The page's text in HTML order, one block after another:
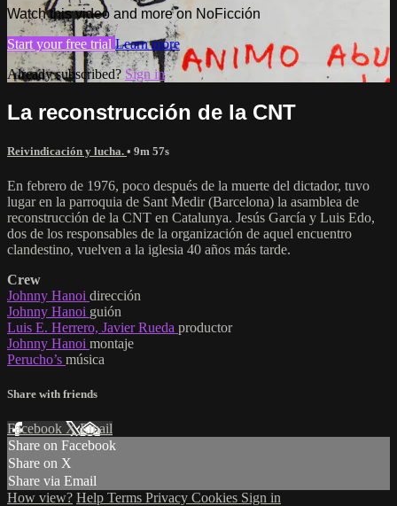
Watch this video and more on NoFicción
Start your free trial Learn more
Already subscribed? Sign in
La reconstrucción de la CNT
Reivindicación y lucha. • 9m 57s
En febrero de 1976, poco después de la muerte del dictador, tuvo
lugar en la parroquia de Sant Medir (Barcelona) la asamblea de
reconstrucción de la CNT en Catalunya. Jesús García y Luis Edo,
dos de los responsables de la organización de aquel encuentro
clandestino, vuelven a la iglesia 40 años más tarde.
Crew
Johnny Hanoi dirección
Johnny Hanoi guión
Luis E. Herrero, Javier Rueda productor
Johnny Hanoi montaje
Perucho’s música
Share with friends
Facebook XEmail
Share on Facebook
Share on X
Share via Email
How view? Help Terms Privacy Cookies Sign in